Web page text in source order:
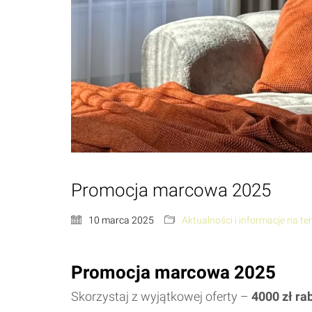
Promocja marcowa 2025
10 marca 2025 Aktualności i informacje na
Promocja marcowa 2025
Skorzystaj z wyjątkowej oferty – 4000 zł